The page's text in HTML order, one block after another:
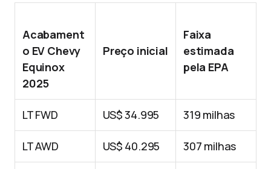
Acabament
o EV Chevy
Equinox
2025
Preço inicial
Faixa
estimada
pela EPA
LT FWD US$ 34.995 319 milhas
LT AWD US$ 40.295 307 milhas